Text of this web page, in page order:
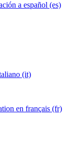
a español (es)
(it)
en français (fr)